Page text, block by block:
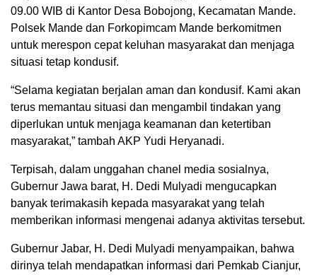
09.00 WIB di Kantor Desa Bobojong, Kecamatan Mande.
Polsek Mande dan Forkopimcam Mande berkomitmen
untuk merespon cepat keluhan masyarakat dan menjaga
situasi tetap kondusif.
“Selama kegiatan berjalan aman dan kondusif. Kami akan
terus memantau situasi dan mengambil tindakan yang
diperlukan untuk menjaga keamanan dan ketertiban
masyarakat,” tambah AKP Yudi Heryanadi.
Terpisah, dalam unggahan chanel media sosialnya,
Gubernur Jawa barat, H. Dedi Mulyadi mengucapkan
banyak terimakasih kepada masyarakat yang telah
memberikan informasi mengenai adanya aktivitas tersebut.
Gubernur Jabar, H. Dedi Mulyadi menyampaikan, bahwa
dirinya telah mendapatkan informasi dari Pemkab Cianjur,